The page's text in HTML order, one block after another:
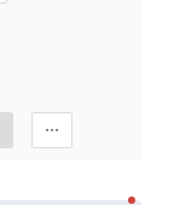
∙∙∙